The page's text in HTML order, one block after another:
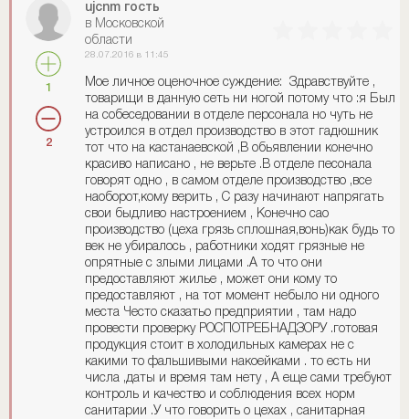
1
2
ujcnm гость
в Московской
области
28.07.2016 в 11:45
Мое личное оценочное суждение: Здравствуйте ,
товарищи в данную сеть ни ногой потому что :я Был
на собеседовании в отделе персонала но чуть не
устроился в отдел производство в этот гадюшник
тот что на кастанаевской ,В обьявлении конечно
красиво написано , не верьте .В отделе песонала
говорят одно , в самом отделе производство ,все
наоборот,кому верить , С разу начинают напрягать
свои быдливо настроением , Конечно сао
производство (цеха грязь сплошная,вонь)как будь то
век не убиралось , работники ходят грязные не
опрятные с злыми лицами .А то что они
предоставляют жилье , может они кому то
предоставляют , на тот момент небыло ни одного
места Често сказатьо предприятии , там надо
провести проверку РОСПОТРЕБНАДЗОРУ .готовая
продукция стоит в холодильных камерах не с
какими то фальшивыми накоейками . то есть ни
числа ,даты и время там нету , А еще сами требуют
контроль и качество и соблюдения всех норм
санитарии .У что говорить о цехах , санитарная